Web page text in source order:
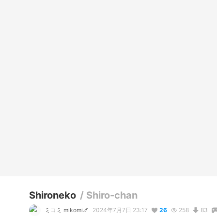
Shironeko / Shiro-chan
ミコミ mikomi🍤 2024年7月7日 23:17 26 258 83